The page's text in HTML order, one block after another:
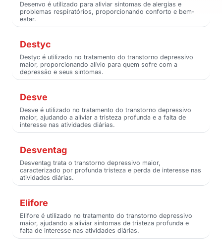
Desenvo é utilizado para aliviar sintomas de alergias e
problemas respiratórios, proporcionando conforto e bem-
estar.
Destyc
Destyc é utilizado no tratamento do transtorno depressivo
maior, proporcionando alívio para quem sofre com a
depressão e seus sintomas.
Desve
Desve é utilizado no tratamento do transtorno depressivo
maior, ajudando a aliviar a tristeza profunda e a falta de
interesse nas atividades diárias.
Desventag
Desventag trata o transtorno depressivo maior,
caracterizado por profunda tristeza e perda de interesse nas
atividades diárias.
Elifore
Elifore é utilizado no tratamento do transtorno depressivo
maior, ajudando a aliviar sintomas de tristeza profunda e
falta de interesse nas atividades diárias.